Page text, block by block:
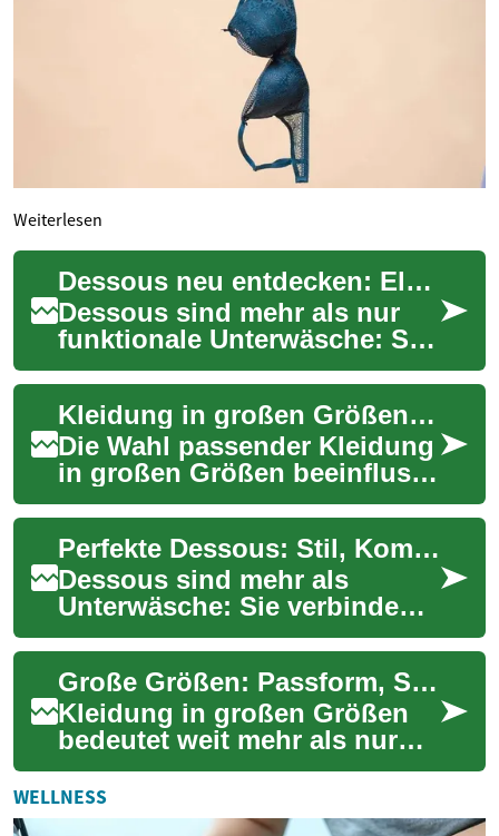
Weiterlesen
Dessous neu entdecken: Eleganz, Komfort & Stil
Dessous sind mehr als nur
funktionale Unterwäsche: Sie
spiegeln Stil,
Selbstbewusstsein und
persönlichen Geschmack wi...
Kleidung in großen Größen: Passform, Stil und Komfort für kurvige Figuren
Die Wahl passender Kleidung
in großen Größen beeinflusst
Komfort, Selbstbewusstsein
und Alltagspraxis
gleichermaßen. ...
Perfekte Dessous: Stil, Komfort und richtige Passform
Dessous sind mehr als
Unterwäsche: Sie verbinden
Stil, Wohlgefühl und
Selbstbewusstsein. In diesem
Guide erfahren Sie...
Große Größen: Passform, Stil und Funktion für kurvige Frauen
Kleidung in großen Größen
bedeutet weit mehr als nur
größere Maße: Es geht um
Passform, Komfort und ein
Selbstbild, d...
WELLNESS